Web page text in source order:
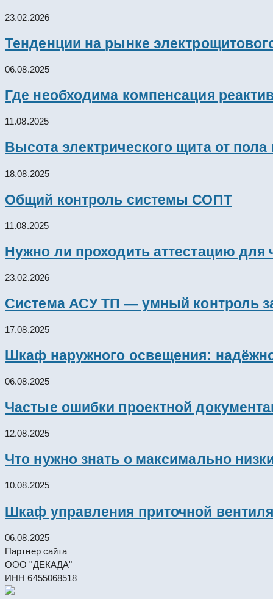
23.02.2026
Тенденции на рынке
06.08.2025
Где необходима компенсация
11.08.2025
Высота электрического щита от
18.08.2025
Общий контроль системы СОПТ
11.08.2025
Нужно ли проходить аттестацию для
23.02.2026
Система АСУ ТП — умный контроль
17.08.2025
Шкаф наружного освещения:
06.08.2025
Частые ошибки проектной
12.08.2025
Что нужно знать о максимально
10.08.2025
Шкаф управления приточной
06.08.2025
Партнер сайта
ООО "ДЕКАДА"
ИНН 6455068518